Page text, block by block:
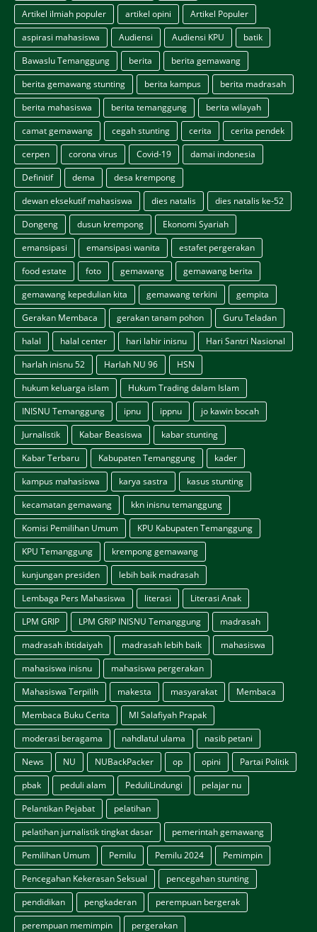
Artikel ilmiah populer
artikel opini
Artikel Populer
aspirasi mahasiswa
Audiensi Audiensi KPU
batik
Bawaslu Temanggung
berita
berita gemawang
berita gemawang stunting
berita kampus
berita madrasah
berita mahasiswa
berita temanggung
berita wilayah
camat gemawang
cegah stunting cerita
cerita pendek
cerpen
corona virus Covid-19
damai indonesia
Definitif
dema
desa krempong
dewan eksekutif mahasiswa
dies natalis
dies natalis ke-52
Dongeng
dusun krempong
Ekonomi Syariah
emansipasi
emansipasi wanita
estafet pergerakan
food estate
foto gemawang
gemawang berita
gemawang kepedulian kita
gemawang terkini
gempita
Gerakan Membaca
gerakan tanam pohon
Guru Teladan
halal
halal center hari lahir inisnu
Hari Santri Nasional
harlah inisnu 52
Harlah NU 96
HSN
hukum keluarga islam
Hukum Trading dalam Islam
INISNU Temanggung
ipnu ippnu
jo kawin bocah
Jurnalistik
Kabar Beasiswa
kabar stunting
Kabar Terbaru
Kabupaten Temanggung
kader
kampus mahasiswa
karya sastra
kasus stunting
kecamatan gemawang
kkn inisnu temanggung
Komisi Pemilihan Umum
KPU Kabupaten Temanggung
KPU Temanggung
krempong gemawang
kunjungan presiden
lebih baik madrasah
Lembaga Pers Mahasiswa
literasi
Literasi Anak
LPM GRIP
LPM GRIP INISNU Temanggung
madrasah
madrasah ibtidaiyah
madrasah lebih baik
mahasiswa
mahasiswa inisnu
mahasiswa pergerakan
Mahasiswa Terpilih
makesta masyarakat
Membaca
Membaca Buku Cerita
MI Salafiyah Prapak
moderasi beragama
nahdlatul ulama
nasib petani
News
NU NUBackPacker op opini
Partai Politik
pbak
peduli alam PeduliLindungi
pelajar nu
Pelantikan Pejabat
pelatihan
pelatihan jurnalistik tingkat dasar
pemerintah gemawang
Pemilihan Umum
Pemilu Pemilu 2024
Pemimpin
Pencegahan Kekerasan Seksual
pencegahan stunting
pendidikan
pengkaderan
perempuan bergerak
perempuan memimpin
pergerakan